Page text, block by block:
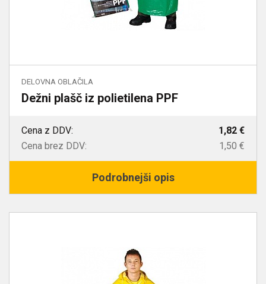
DELOVNA OBLAČILA
Dežni plašč iz polietilena PPF
Cena z DDV:
1,82 €
Cena brez DDV:
1,50 €
Podrobnejši opis